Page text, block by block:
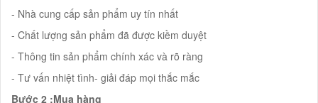
- Nhà cung cấp sản phẩm uy tín nhất
- Chất lượng sản phẩm đã được kiềm duyệt
- Thông tin sản phẩm chính xác và rõ ràng
- Tư vấn nhiệt tình- giải đáp mọi thắc mắc
Bước 2 :Mua hàng